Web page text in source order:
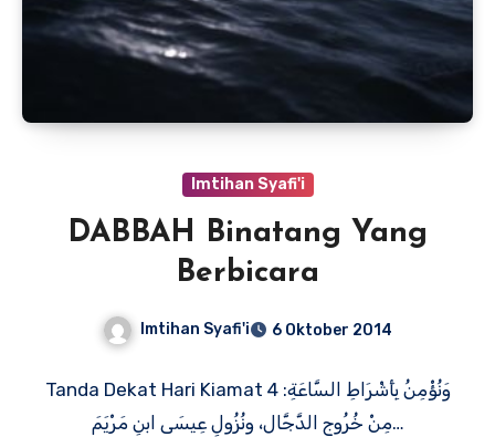
Imtihan Syafi'i
DABBAH Binatang Yang
Berbicara
Imtihan Syafi'i 6 Oktober 2014
Tanda Dekat Hari Kiamat 4 وَنُؤْمِنُ بِأَشْرَاطِ السَّاعَةِ:
مِنْ خُرُوجِ الدَّجَّال، ونُزُولِ عِيسَى ابنِ مَرْيَمَ…